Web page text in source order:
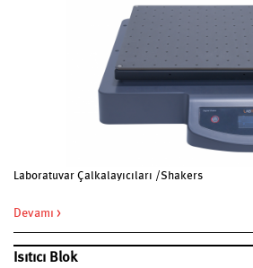
Laboratuvar Çalkalayıcıları /Shakers
Devamı >
Isıtıcı Blok